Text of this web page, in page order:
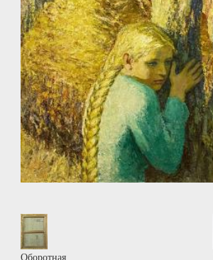
Оборотная